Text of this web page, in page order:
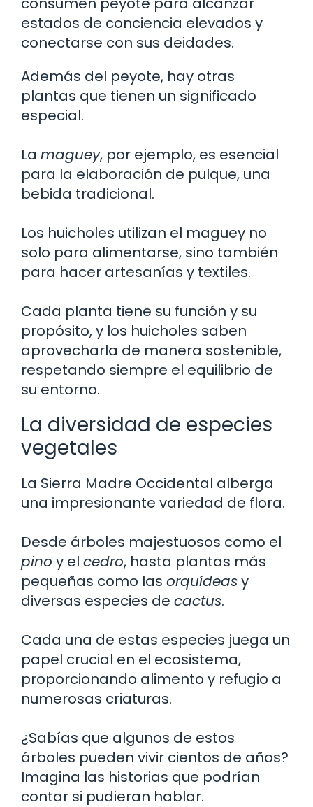
estados de conciencia elevados y
conectarse con sus deidades.
Además del peyote, hay otras
plantas que tienen un significado
especial.
La maguey, por ejemplo, es esencial
para la elaboración de pulque, una
bebida tradicional.
Los huicholes utilizan el maguey no
solo para alimentarse, sino también
para hacer artesanías y textiles.
Cada planta tiene su función y su
propósito, y los huicholes saben
aprovecharla de manera sostenible,
respetando siempre el equilibrio de
su entorno.
La diversidad de especies
vegetales
La Sierra Madre Occidental alberga
una impresionante variedad de flora.
Desde árboles majestuosos como el
pino y el cedro, hasta plantas más
pequeñas como las orquídeasy
diversas especies de cactus.
Cada una de estas especies juega un
papel crucial en el ecosistema,
proporcionando alimento y refugio a
numerosas criaturas.
¿Sabías que algunos de estos
árboles pueden vivir cientos de años?
Imagina las historias que podrían
contar si pudieran hablar.